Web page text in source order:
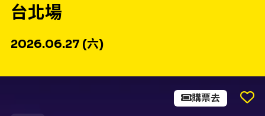
台北場
2026.06.27 (六)
購票去